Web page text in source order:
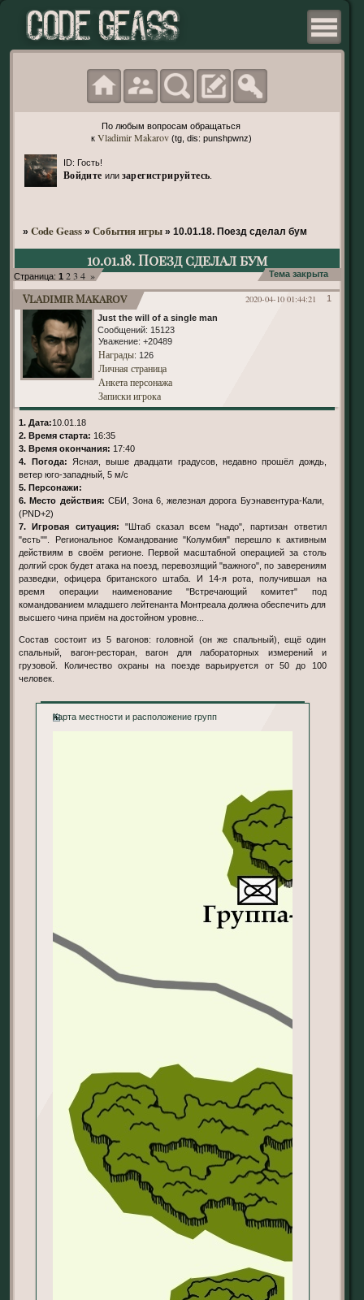
По любым вопросам обращаться
к Vladimir Makarov(tg, dis: punshpwnz)
ID: Гость!
Войдите или зарегистрируйтесь
» Code Geass » События игры » 10.01.18. Поезд сделал бум
10.01.18. Поезд сделал бум
Страница: 1 2 3 4 » Тема закрыта
1
2020-04-10 01:44:21
Vladimir Makarov
Just the will of a single man
Сообщений: 15123
Уважение: +20489
Награды: 126
Личная страница
Анкета персонажа
Записки игрока
1. Дата:10.01.18
2. Время старта: 16:35
3. Время окончания: 17:40
4. Погода: Ясная, выше двадцати градусов, недавно прошёл дождь,
ветер юго-западный, 5 м/с
5. Персонажи:
6. Место действия: СБИ, Зона 6, железная дорога Буэнавентура-Кали,
(PND+2)
7. Игровая ситуация: "Штаб сказал всем "надо", партизан ответил
"есть"". Региональное Командование "Колумбия" перешло к активным
действиям в своём регионе. Первой масштабной операцией за столь
долгий срок будет атака на поезд, перевозящий "важного", по заверениям
разведки, офицера британского штаба. И 14-я рота, получившая на
время операции наименование "Встречающий комитет" под
командованием младшего лейтенанта Монтреала должна обеспечить для
высшего чина приём на достойном уровне...
Состав состоит из 5 вагонов: головной (он же спальный), ещё один
спальный, вагон-ресторан, вагон для лабораторных измерений и
грузовой. Количество охраны на поезде варьируется от 50 до 100
человек.
Карта местности и расположение групп